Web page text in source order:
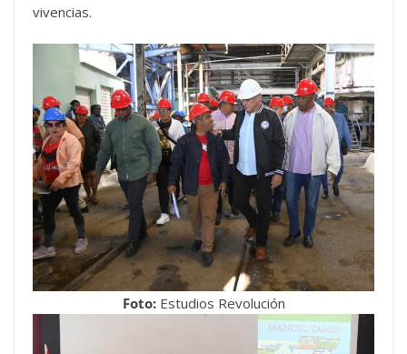
vivencias.
Foto: Estudios Revolución